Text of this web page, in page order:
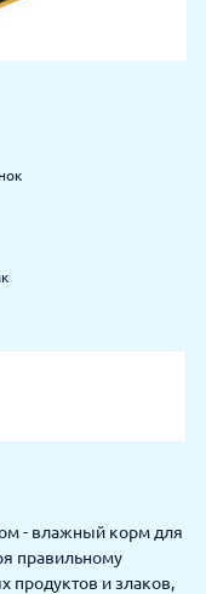
- влажный корм для
правильному
продуктов и злаков,